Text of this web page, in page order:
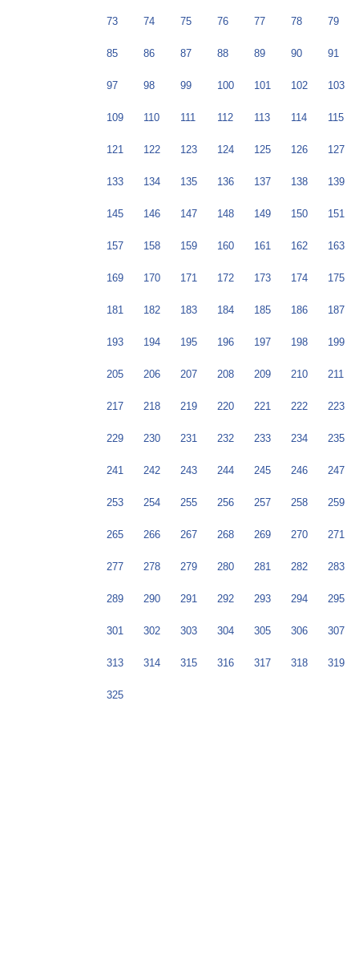
73 74 75 76 77 78 79
85 86 87 88 89 90 91
97 98 99 100 101 102 103
109 110 111 112 113 114 115
121 122 123 124 125 126 127
133 134 135 136 137 138 139
145 146 147 148 149 150 151
157 158 159 160 161 162 163
169 170 171 172 173 174 175
181 182 183 184 185 186 187
193 194 195 196 197 198 199
205 206 207 208 209 210 211
217 218 219 220 221 222 223
229 230 231 232 233 234 235
241 242 243 244 245 246 247
253 254 255 256 257 258 259
265 266 267 268 269 270 271
277 278 279 280 281 282 283
289 290 291 292 293 294 295
301 302 303 304 305 306 307
313 314 315 316 317 318 319
325